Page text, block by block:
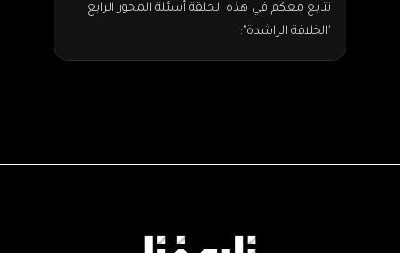
نتابع معكم في هذه الحلقة أسئلة المحور الرابع
"الخلافة الراشدة":